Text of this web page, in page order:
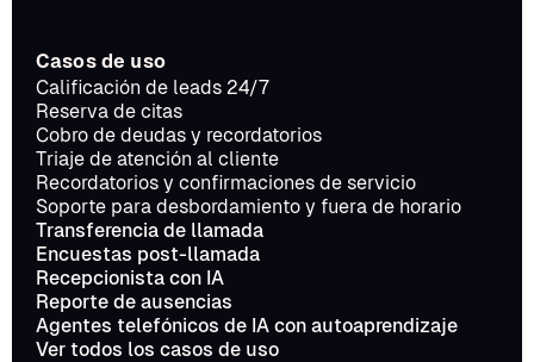
Casos de uso
Calificación de leads 24/7
Reserva de citas
Cobro de deudas y recordatorios
Triaje de atención al cliente
Recordatorios y confirmaciones de servicio
Soporte para desbordamiento y fuera de horario
Transferencia de llamada
Encuestas post-llamada
Recepcionista con IA
Reporte de ausencias
Agentes telefónicos de IA con autoaprendizaje
Ver todos los casos de uso